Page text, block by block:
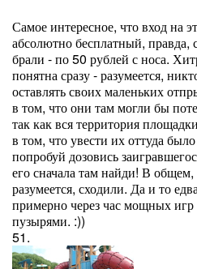
Самое интересное, что вход на
абсолютно бесплатный, правда,
брали - по 50 рублей с носа.
понятна сразу - разумеется,
оставлять своих маленьких
в том, что они там могли бы
так как вся территория
в том, что увести их оттуда
попробуй дозовись
его сначала там найди! В
разумеется, сходили. Да и то
примерно через час мощных
пузырями. :))
51.